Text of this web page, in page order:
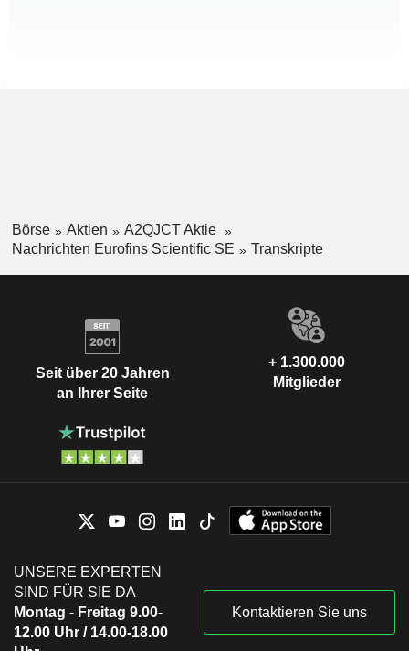
Börse Aktien
A2QJCT Aktie
Nachrichten Eurofins Scientific SE
Transkripte
Seit über 20 Jahren
an Ihrer Seite
+ 1.300.000
Mitglieder
UNSERE EXPERTEN
SIND FÜR SIE DA
Montag - Freitag 9.00-
12.00 Uhr / 14.00-18.00
Kontaktieren Sie uns